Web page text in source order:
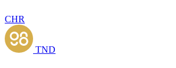
CHR
TND